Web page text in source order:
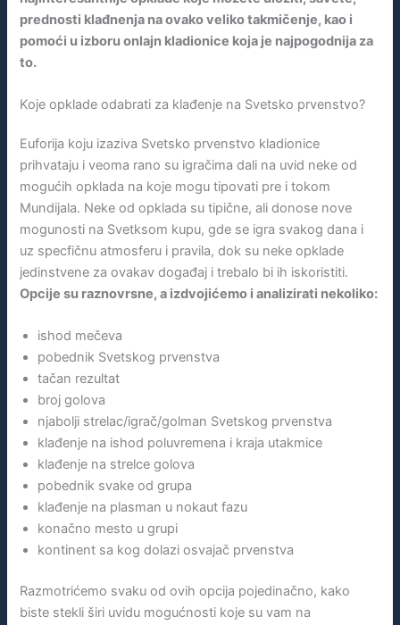
prednosti klađnenja na ovako veliko takmičenje, kao i
pomoći u izboru onlajn kladionice koja je najpogodnija za
to.
Koje opklade odabrati za klađenje na Svetsko prvenstvo?
Euforija koju izaziva Svetsko prvenstvo kladionice
prihvataju i veoma rano su igračima dali na uvid neke od
mogućih opklada na koje mogu tipovati pre i tokom
Mundijala. Neke od opklada su tipične, ali donose nove
mogunosti na Svetksom kupu, gde se igra svakog dana i
uz specfičnu atmosferu i pravila, dok su neke opklade
jedinstvene za ovakav događaj i trebalo bi ih iskoristiti.
Opcije su raznovrsne, a izdvojićemo i analizirati nekoliko:
ishod mečeva
pobednik Svetskog prvenstva
tačan rezultat
broj golova
njabolji strelac/igrač/golman Svetskog prvenstva
klađenje na ishod poluvremena i kraja utakmice
klađenje na strelce golova
pobednik svake od grupa
klađenje na plasman u nokaut fazu
konačno mesto u grupi
kontinent sa kog dolazi osvajač prvenstva
Razmotrićemo svaku od ovih opcija pojedinačno, kako
biste stekli širi uvidu mogućnosti koje su vam na